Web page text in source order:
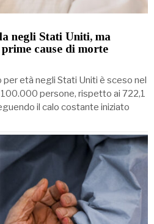
negli Stati Uniti, ma
cause di morte
età negli Stati Uniti è sceso nel
persone, rispetto ai 722,1
il calo costante iniziato